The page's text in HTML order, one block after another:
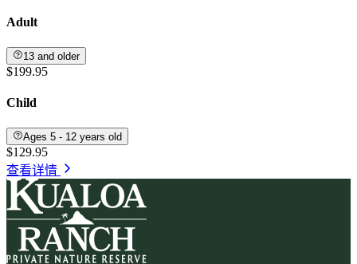
Adult
13 and older
$199.95
Child
Ages 5 - 12 years old
$129.95
查看详情